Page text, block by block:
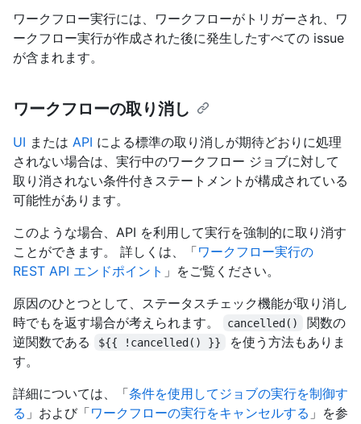
ワークフロー実行には、ワークフローがトリガーされ、ワ
ークフロー実行が作成された後に発生したすべての issue
が含まれます。
ワークフローの取り消し
UI または API による標準の取り消しが期待どおりに処理
されない場合は、実行中のワークフロー ジョブに対して
取り消されない条件付きステートメントが構成されている
可能性があります。
このような場合、API を利用して実行を強制的に取り消す
ことができます。 詳しくは、「ワークフロー実行の
REST API エンドポイント 」をご覧ください。
原因のひとつとして、 ステータスチェック機能が取り消し
時でも を返す場合が考えられます。 cancelled()
関数の
逆関数である
${{ !cancelled() }}
を使う方法もありま
す。
詳細については、「条件を使用してジョブの実行を制御す
る 」および「ワークフローの実行をキャンセルする 」を参